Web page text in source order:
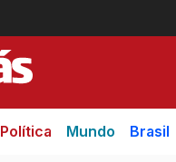
Política Mundo Brasil